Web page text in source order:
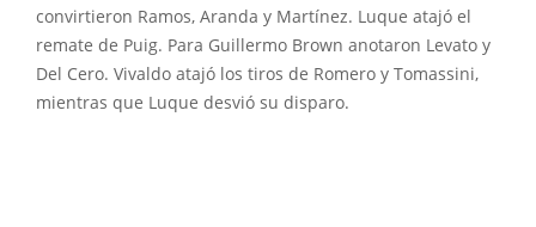
convirtieron Ramos, Aranda y Martínez. Luque atajó el
remate de Puig. Para Guillermo Brown anotaron Levato y
Del Cero. Vivaldo atajó los tiros de Romero y Tomassini,
mientras que Luque desvió su disparo.